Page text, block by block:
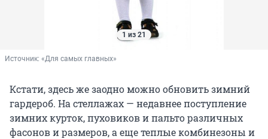
1 из 21
Источник: «Для самых главных»
Кстати, здесь же заодно можно обновить зимний
гардероб. На стеллажах — недавнее поступление
зимних курток, пуховиков и пальто различных
фасонов и размеров, а еще теплые комбинезоны и